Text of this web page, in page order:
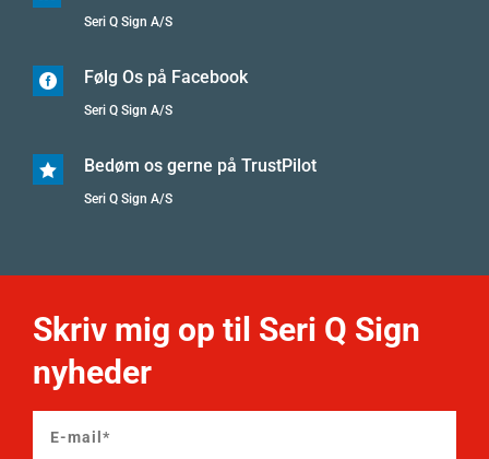
Seri Q Sign A/S
 Følg Os på Facebook
Seri Q Sign A/S
 Bedøm os gerne på TrustPilot
Seri Q Sign A/S
Skriv mig op til Seri Q Sign
nyheder